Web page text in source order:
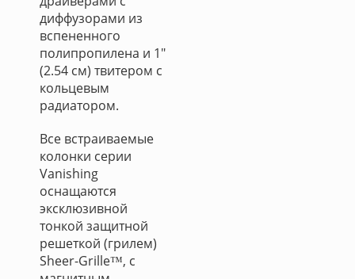
диффузорами из
вспененного
полипропилена и 1"
(2.54 см) твитером с
кольцевым
радиатором.
Все встраиваемые
колонки серии
Vanishing
оснащаются
эксклюзивной
тонкой защитной
решеткой (грилем)
Sheer-Grille™, с